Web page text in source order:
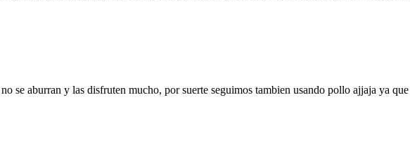
se aburran y las disfruten mucho, por suerte seguimos tambien usando pollo ajjaja ya